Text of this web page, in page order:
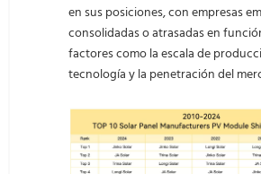
en sus posiciones, con empresas
consolidadas o atrasadas en
factores como la escala de
tecnología y la penetración del